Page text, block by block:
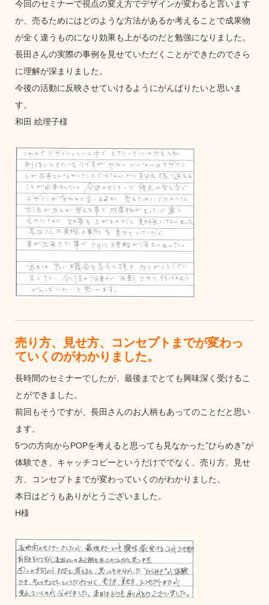
今回のセミナーで視点の変え方でデザインが変わると言います
か、売るためにはどのような方法があるか考えることで成果物
が全く違うものになり効果も上がるのだと勉強になりました。
長田さんの実際の事例を見せていただくことができたのでさら
に理解が深まりました。
今後の活動に反映させていけるようにがんばりたいと思いま
す。
和田 絵理子様
売り方、見せ方、コンセプトまでが変わっ
ていくのがわかりました。
長時間のセミナーでしたが、最後までとても興味深く受けるこ
とができました。
前回もそうですが、長田さんのお人柄もあってのことだと思い
ます。
5つの方向からPOPを考えると思っても見なかった”ひらめき”が
体験でき、キャッチコピーというだけででなく、売り方、見せ
方、コンセプトまでが変わっていくのがわかりました。
本日はどうもありがとうございました。
H様